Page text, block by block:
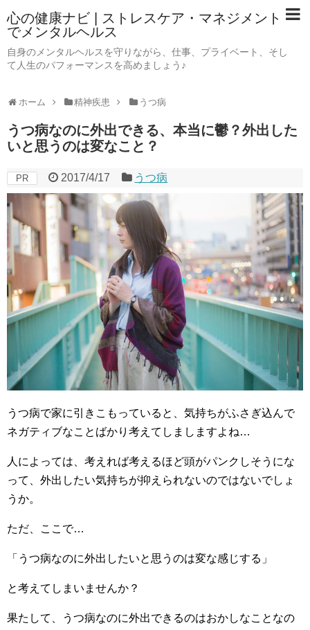
心の健康ナビ | ストレスケア・マネジメント
でメンタルヘルス
自身のメンタルヘルスを守りながら、仕事、プライベート、そし
て人生のパフォーマンスを高めましょう♪
ホーム 精神疾患 うつ病
うつ病なのに外出できる、本当に鬱？外出した
いと思うのは変なこと？
PR 2017/4/17 うつ病
うつ病で家に引きこもっていると、気持ちがふさぎ込んで
ネガティブなことばかり考えてしましますよね…
人によっては、考えれば考えるほど頭がパンクしそうにな
って、外出したい気持ちが抑えられないのではないでしょ
うか。
ただ、ここで…
「うつ病なのに外出したいと思うのは変な感じする」
と考えてしまいませんか？
果たして、うつ病なのに外出できるのはおかしなことなの